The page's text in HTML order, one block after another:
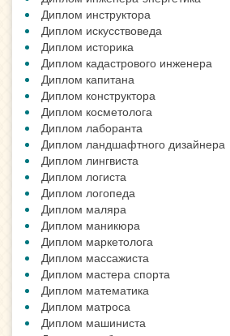
Диплом инструктора
Диплом искусствоведа
Диплом историка
Диплом кадастрового инженера
Диплом капитана
Диплом конструктора
Диплом косметолога
Диплом лаборанта
Диплом ландшафтного дизайнера
Диплом лингвиста
Диплом логиста
Диплом логопеда
Диплом маляра
Диплом маникюра
Диплом маркетолога
Диплом массажиста
Диплом мастера спорта
Диплом математика
Диплом матроса
Диплом машиниста